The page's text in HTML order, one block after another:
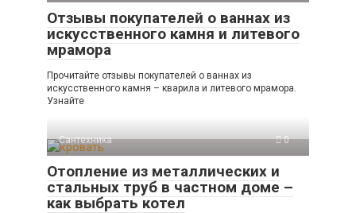
Отзывы покупателей о ваннах из
искусственного камня и литевого
мрамора
Прочитайте отзывы покупателей о ваннах из
искусственного камня – кварила и литевого мрамора.
Узнайте
Сантехника 0
Отопление из металлических и
стальных труб в частном доме –
как выбрать котел